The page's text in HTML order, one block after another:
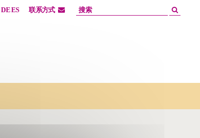
DE ES 联系方式